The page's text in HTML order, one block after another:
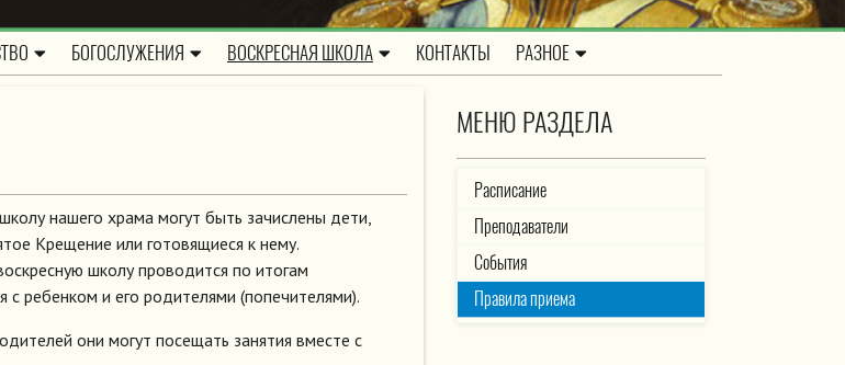
БОГОСЛУЖЕНИЯ ВОСКРЕСНАЯ ШКОЛА КОНТАКТЫ РАЗНОЕ
нашего храма могут быть зачислены дети,
Крещение или готовящиеся к нему.
школу проводится по итогам
с ребенком и его родителями (попечителями).
они могут посещать занятия вместе с
МЕНЮ РАЗДЕЛА
Расписание
Преподаватели
События
Правила приема